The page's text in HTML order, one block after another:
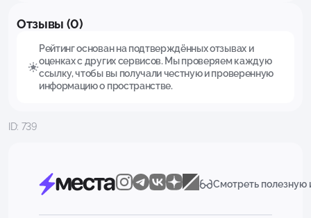
Отзывы (0)
Рейтинг основан на подтверждённых отзывах и
оценках с других сервисов. Мы проверяем каждую
ссылку, чтобы вы получали честную и проверенную
информацию о пространстве.
ID: 739
Смотреть